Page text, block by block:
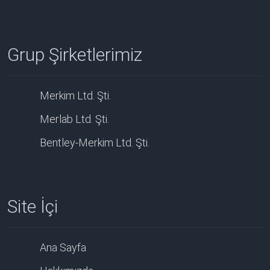
Grup Şirketlerimiz
Merkim Ltd. Şti.
Merlab Ltd. Şti.
Bentley-Merkim Ltd. Şti.
Site İçi
Ana Sayfa